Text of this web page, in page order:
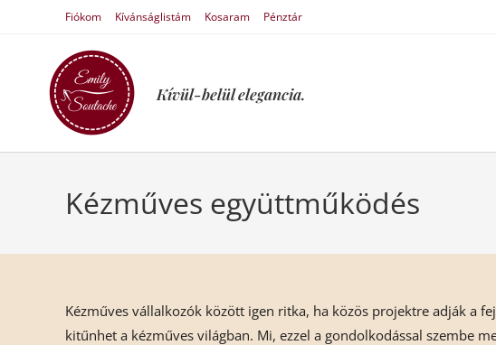
Fiókom Kívánságlistám Kosaram Pénztár
Kívül-belül elegancia.
Kézműves együttműködés
Kézműves vállalkozók között igen ritka, ha közös projektre adják a
kitűnhet a kézműves világban. Mi, ezzel a gondolkodással szembe